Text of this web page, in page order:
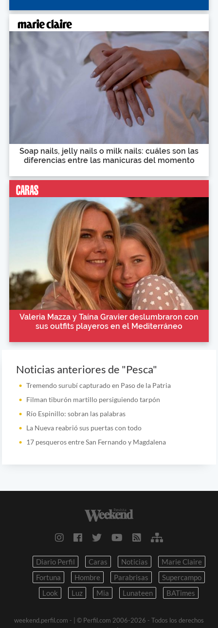
Soap nails, jelly nails o milk nails: cuáles son las
diferencias entre las manicuras del momento
Valeria Mazza y Taína Gravier deslumbraron con
sus outfits playeros en el Mediterráneo
Noticias anteriores de "Pesca"
Tremendo surubí capturado en Paso de la Patria
Filman tiburón martillo persiguiendo tarpón
Río Espinillo: sobran las palabras
La Nueva reabrió sus puertas con todo
17 pesqueros entre San Fernando y Magdalena
Diario Perfil Caras Noticias
Marie Claire
Fortuna
Hombre Parabrisas
Supercampo
Look
Luz Mia Lunateen BATimes
weekend.perfil.com -
| © Perfil.com 2006-2026 - Todos los derechos